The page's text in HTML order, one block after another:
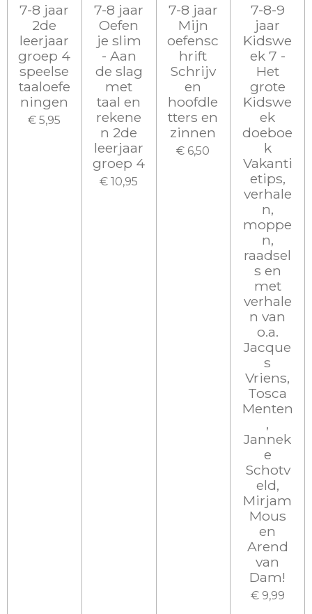
7-8 jaar
2de
leerjaar
groep 4
speelse
taaloefe
ningen
€ 5,95
7-8 jaar
Oefen
je slim
- Aan
de slag
met
taal en
rekene
n 2de
leerjaar
groep 4
€ 10,95
7-8 jaar
Mijn
oefensc
hrift
Schrijv
en
hoofdle
tters en
zinnen
€ 6,50
7-8-9
jaar
Kidswe
ek 7 -
Het
grote
Kidswe
ek
doeboe
k
Vakanti
etips,
verhale
n,
moppe
n,
raadsel
s en
met
verhale
n van
o.a.
Jacque
s
Vriens,
Tosca
Menten
,
Jannek
e
Schotv
eld,
Mirjam
Mous
en
Arend
van
Dam!
€ 9,99